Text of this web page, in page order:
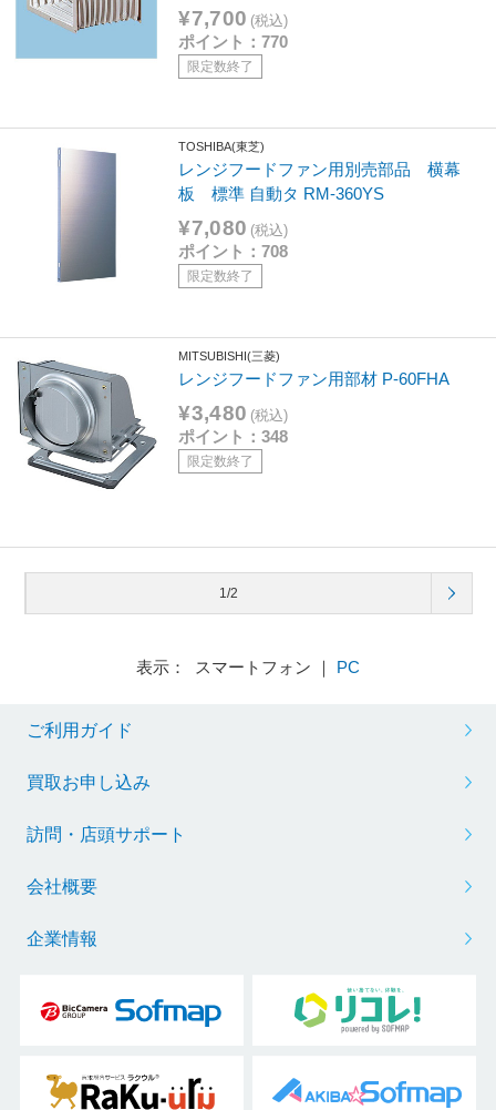
¥7,700 (税込)
ポイント：770
限定数終了
TOSHIBA(東芝)
レンジフードファン用別売部品 横幕
板 標準 自動タ RM-360YS
¥7,080 (税込)
ポイント：708
限定数終了
MITSUBISHI(三菱)
レンジフードファン用部材 P-60FHA
¥3,480 (税込)
ポイント：348
限定数終了
1/2
表示： スマートフォン ｜ PC
ご利用ガイド
買取お申し込み
訪問・店頭サポート
会社概要
企業情報